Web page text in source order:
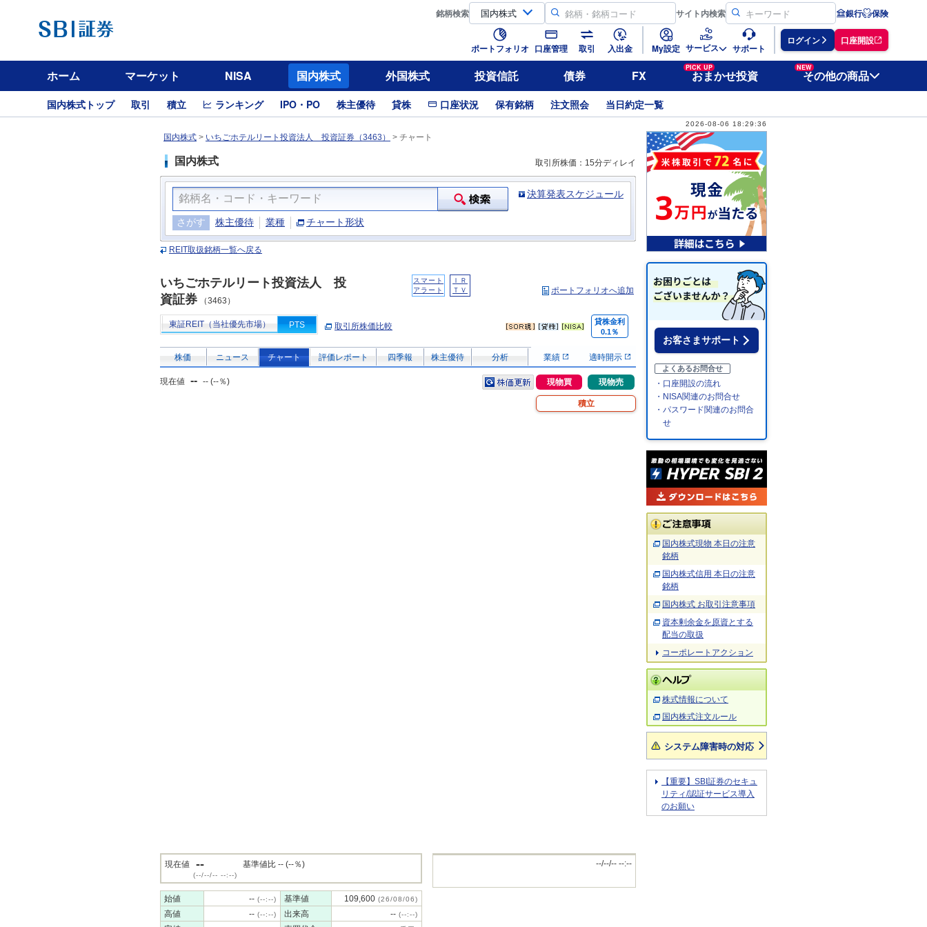
銘柄検索 サイト内検索 銀行 保険
ポートフォリオ 口座管理 取引 入出金 My設定 サービス サポート
ログイン 口座開設
ホーム マーケット NISA 国内株式 外国株式 投資信託 債券 FX
PICK UP
おまかせ投資
NEW
その他の商品
国内株式トップ 取引 積立 ランキング IPO・PO 株主優待 貸株 口座状況 保有銘柄 注文照会 当日約定一覧
2026-08-06 18:29:36
国内株式 > いちごホテルリート投資法人 投資証券（3463） > チャート
国内株式 取引所株価：15分ディレイ
決算発表スケジュール
さがす 株主優待 業種 チャート形状
REIT取扱銘柄一覧へ戻る
いちごホテルリート投資法人 投
資証券 （3463）
スマート
アラート
ＩＲ
ＴＶ
ポートフォリオへ追加
東証REIT（当社優先市場） PTS 取引所株価比較
貸株金利
0.1％
株価 ニュース チャート 評価レポート 四季報 株主優待 分析 業績 適時開示
現在値 -- -- (--％) 現物買 現物売
積立
現在値 --
(--/--/-- --:--)
基準値比 -- (--％)
始値 -- (--:--) 基準値 109,600 (26/08/06)
高値 -- (--:--) 出来高 -- (--:--)
--/--/-- --:--
お客さまサポート
よくあるお問合せ
・口座開設の流れ
・NISA関連のお問合せ
・パスワード関連のお問合
せ
国内株式現物 本日の注意
銘柄
国内株式信用 本日の注意
銘柄
国内株式 お取引注意事項
資本剰余金を原資とする
配当の取扱
コーポレートアクション
株式情報について
国内株式注文ルール
システム障害時の対応
【重要】SBI証券のセキュ
リティ/認証サービス導入
のお願い